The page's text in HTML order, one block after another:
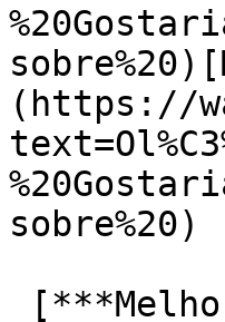
(https://
sobre%20)